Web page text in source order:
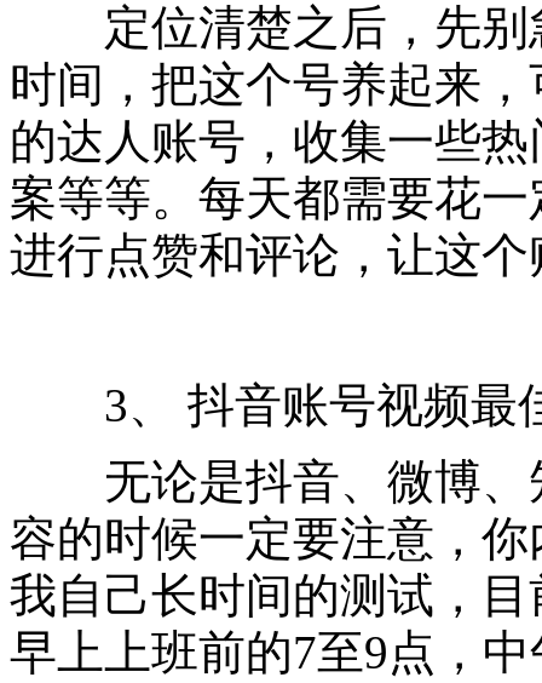
定位清楚之后，先别
时间，把这个号养起来
的达人账号，收集一些
案等等。每天都需要花
进行点赞和评论，让这
3、 抖音账号视频最
无论是抖音、微博、
容的时候一定要注意，
我自己长时间的测试，
早上上班前的7至9点，